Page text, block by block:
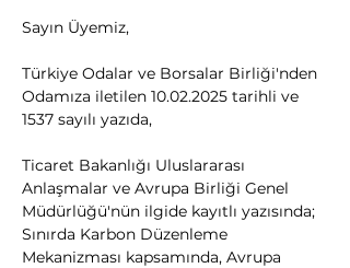
Sayın Üyemiz,
Türkiye Odalar ve Borsalar Birliği'nden
Odamıza iletilen 10.02.2025 tarihli ve
1537 sayılı yazıda,
Ticaret Bakanlığı Uluslararası
Anlaşmalar ve Avrupa Birliği Genel
Müdürlüğü'nün ilgide kayıtlı yazısında;
Sınırda Karbon Düzenleme
Mekanizması kapsamında, Avrupa